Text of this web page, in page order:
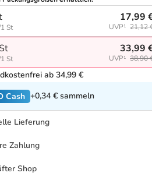
St
17,99
UVP¹ 21,12
St
33,99
UVP¹ 38,90
ab 34,99 €
Cash +0,34 € sammeln
Lieferung
Zahlung
Shop